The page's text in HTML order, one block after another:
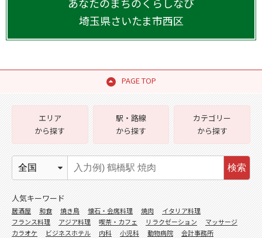
あなたのまちのくらしなび
埼玉県さいたま市西区
PAGE TOP
エリア
から探す
駅・路線
から探す
カテゴリー
から探す
検索
人気キーワード
居酒屋 和食 焼き鳥 懐石・会席料理 焼肉
イタリア料理
フランス料理
アジア料理 喫茶・カフェ リラクゼーション
マッサージ
カラオケ
ビジネスホテル 内科 小児科 動物病院
会計事務所